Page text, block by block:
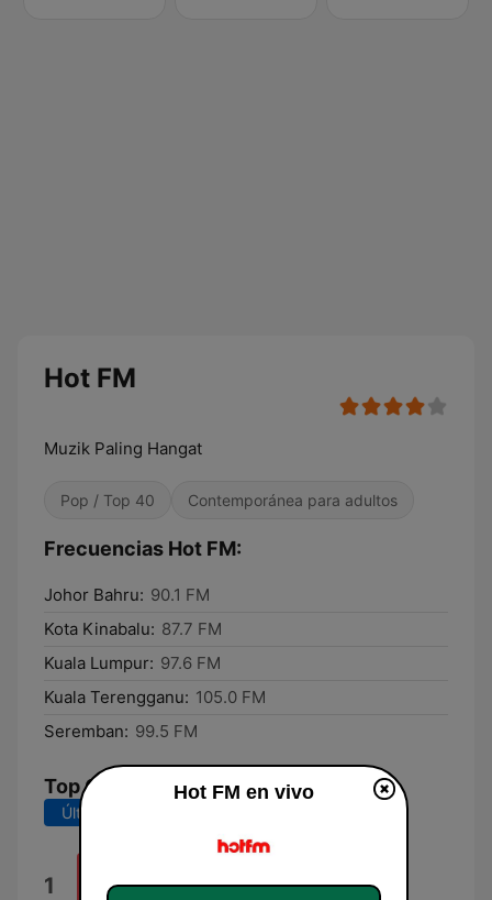
Hot FM
Muzik Paling Hangat
Pop / Top 40 Contemporánea para adultos
Frecuencias Hot FM:
Johor Bahru: 90.1 FM
Kota Kinabalu: 87.7 FM
Kuala Lumpur: 97.6 FM
Kuala Terengganu: 105.0 FM
Seremban: 99.5 FM
Top Canciones
Últimos 7 días
1
Hot FM en vivo